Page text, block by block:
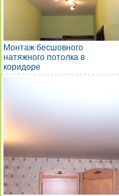
Монтаж бесшовного
натяжного потолка в
коридоре